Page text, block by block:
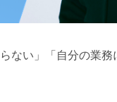
ない」「自分の業